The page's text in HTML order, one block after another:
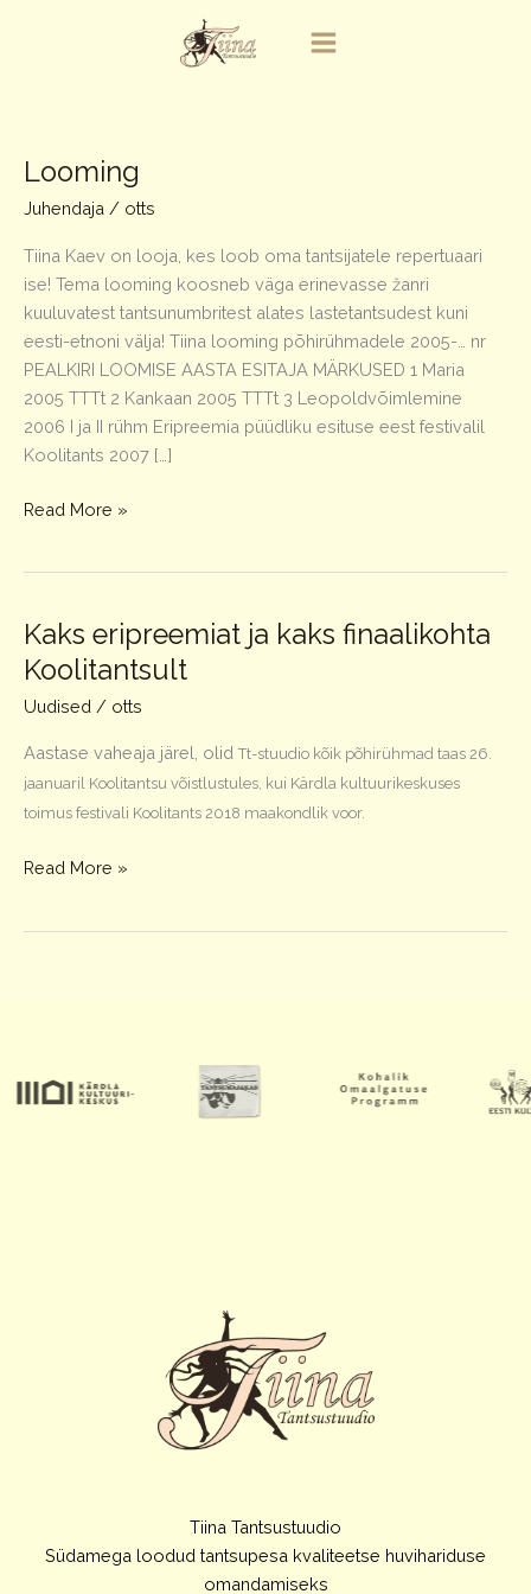
Looming
Juhendaja / otts
Tiina Kaev on looja, kes loob oma tantsijatele repertuaari
ise! Tema looming koosneb väga erinevasse žanri
kuuluvatest tantsunumbritest alates lastetantsudest kuni
eesti-etnoni välja! Tiina looming põhirühmadele 2005-… nr
PEALKIRI LOOMISE AASTA ESITAJA MÄRKUSED 1 Maria
2005 TTTt 2 Kankaan 2005 TTTt 3 Leopoldvõimlemine
2006 I ja II rühm Eripreemia püüdliku esituse eest festivalil
Koolitants 2007 […]
Looming
Read More »
Kaks eripreemiat ja kaks finaalikohta
Koolitantsult
Uudised / otts
Aastase vaheaja järel, olid Tt-stuudio kõik põhirühmad taas 26.
jaanuaril Koolitantsu võistlustules, kui Kärdla kultuurikeskuses
toimus festivali Koolitants 2018 maakondlik voor.
Kaks
Read More »
Tiina Tantsustuudio
Südamega loodud tantsupesa kvaliteetse huvihariduse
omandamiseks